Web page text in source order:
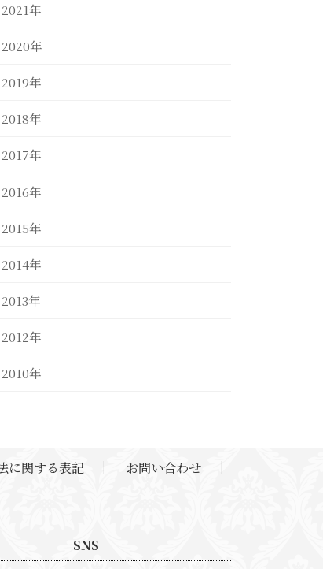
2021年
2020年
2019年
2018年
2017年
2016年
2015年
2014年
2013年
2012年
2010年
に関する表記 お問い合わせ
SNS